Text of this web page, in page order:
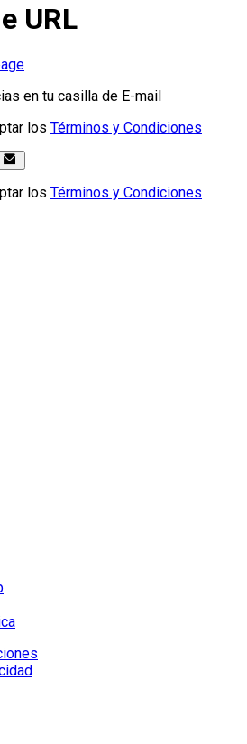
URL
en tu casilla de E-mail
los Términos y Condiciones
los Términos y Condiciones